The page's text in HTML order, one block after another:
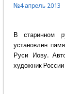
№4 апрель 2013
В старинном
установлен
Руси Иову.
художник